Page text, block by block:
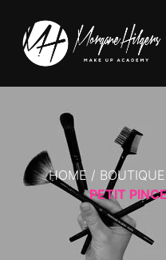
HOME / BOUTIQUE
PETIT